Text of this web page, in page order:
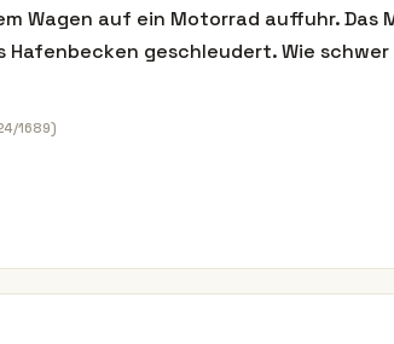
Wagen auf ein Motorrad auffuhr. Das
Hafenbecken geschleudert. Wie
1689)